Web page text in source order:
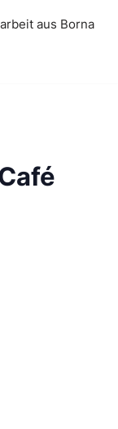
aus Borna